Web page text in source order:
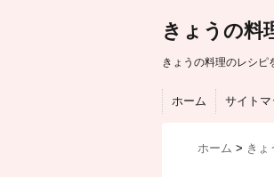
きょうの
きょうの料理のレシピ
ホーム サイトマ
ホーム > きょ